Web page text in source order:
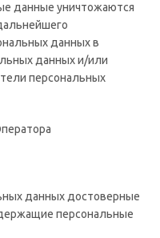
данные уничтожаются
данных в
данных и/или
персональных
данных достоверные
персональные